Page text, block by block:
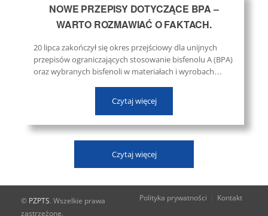
NOWE PRZEPISY DOTYCZĄCE BPA –
WARTO ROZMAWIAĆ O FAKTACH.
20 lipca zakończył się okres przejściowy dla unijnych
przepisów ograniczających stosowanie bisfenolu A (BPA)
oraz wybranych bisfenoli w materiałach i wyrobach
że nowe opakowania objęte regulacją nie mogą być już
wprowadzane do obrotu, natomiast produkty zgodnie
w sprzedaży do...
Czytaj więcej
Czytaj więcej
© PZPTS. Wszelkie prawa
zastrzeżone.
Polityka prywatności Kontakt